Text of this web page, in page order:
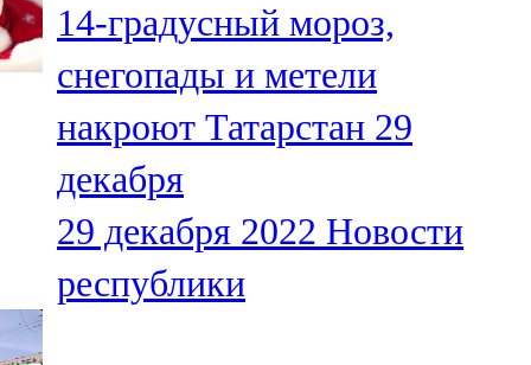
Түбән Кама
102,6 FM
Чирмешән
107,7 FM
Чистай
103,0 FM
14-градусный мороз,
снегопады и метели
накроют Татарстан 29
декабря
29 декабря 2022 Новости
республики